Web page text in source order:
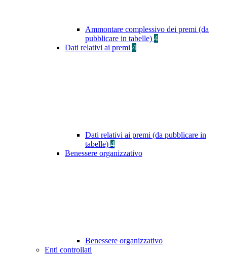
Ammontare complessivo dei premi (da
pubblicare in tabelle) 4
Dati relativi ai premi 4
Dati relativi ai premi (da pubblicare in
tabelle) 4
Benessere organizzativo
Benessere organizzativo
Enti controllati